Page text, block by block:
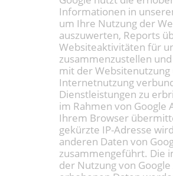
Informationen in
um Ihre Nutzung der
auszuwerten, Reports
Websiteaktivitäten für
zusammenzustellen
mit der Websitenutzung
Internetnutzung
Dienstleistungen zu
im Rahmen von Google
Ihrem Browser
gekürzte IP-Adresse
anderen Daten von
zusammengeführt. Die
der Nutzung von